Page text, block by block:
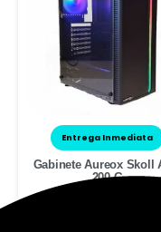
Entrega Inmediata
Gabinete Aureox Skoll
200 G